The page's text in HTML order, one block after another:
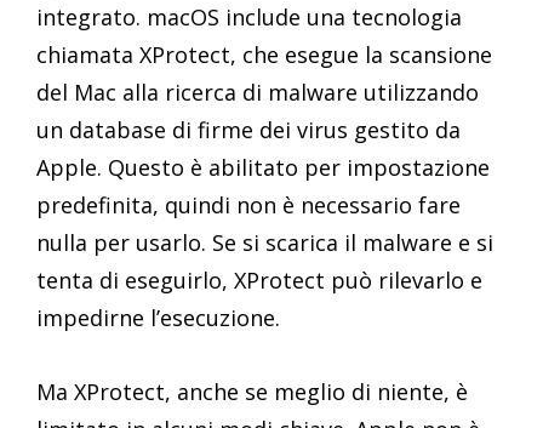
integrato. macOS include una tecnologia
chiamata XProtect, che esegue la scansione
del Mac alla ricerca di malware utilizzando
un database di firme dei virus gestito da
Apple. Questo è abilitato per impostazione
predefinita, quindi non è necessario fare
nulla per usarlo. Se si scarica il malware e si
tenta di eseguirlo, XProtect può rilevarlo e
impedirne l’esecuzione.
Ma XProtect, anche se meglio di niente, è